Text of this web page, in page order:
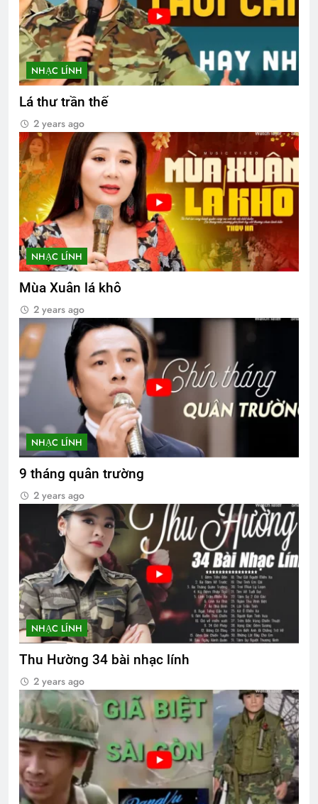
NHẠC LÍNH
Lá thư trần thế
2 years ago
NHẠC LÍNH
Mùa Xuân lá khô
2 years ago
NHẠC LÍNH
9 tháng quân trường
2 years ago
NHẠC LÍNH
Thu Hường 34 bài nhạc lính
2 years ago